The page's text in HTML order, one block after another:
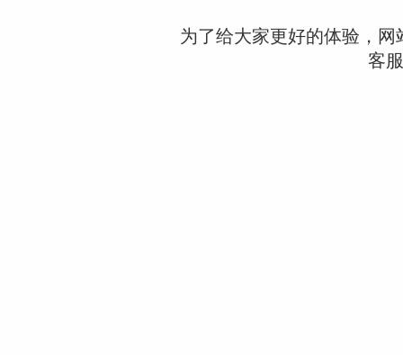
为了给大家更好的体验，
客